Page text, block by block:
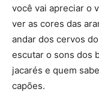
você vai apreciar o
ver as cores das
andar dos cervos
escutar o sons dos
jacarés e quem
capões.